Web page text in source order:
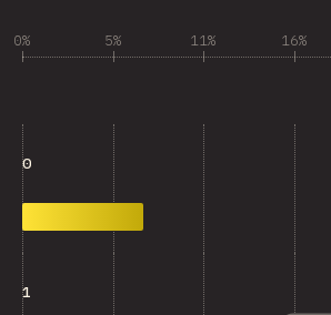
0% 5% 11% 16%
0
1